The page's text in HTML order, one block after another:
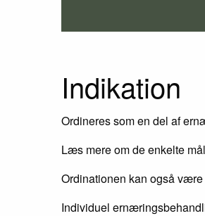
Indikation
Ordineres som en del af
Læs mere om de enkelte
Ordinationen kan også
Individuel